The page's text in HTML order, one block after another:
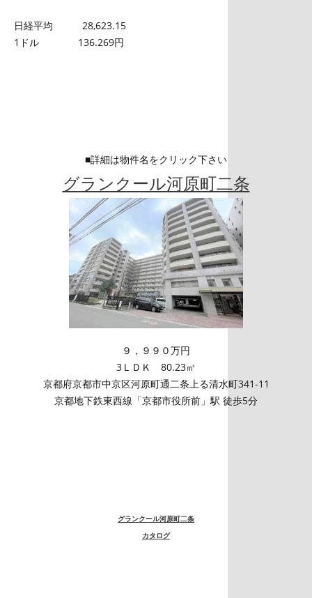
日経平均 28,623.15
1ドル 136.269円
■詳細は物件名をクリック下さい
グランクール河原町二条
９，９９０万円
3ＬＤＫ 80.23㎡
京都府京都市中京区河原町通二条上る清水町341-11
京都地下鉄東西線「京都市役所前」駅 徒歩5分
グランクール河原町二条
カタログ